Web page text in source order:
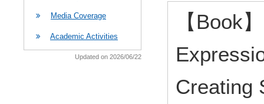
Media Coverage
Academic Activities
Updated on 2026/06/22
【Book
Creating